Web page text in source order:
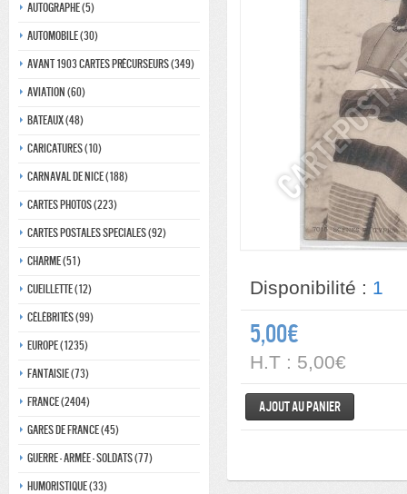
Autographe (5)
Automobile (30)
Avant 1903 Cartes précurseurs (349)
Aviation (60)
Bateaux (48)
Caricatures (10)
Carnaval de nice (188)
Cartes photos (223)
Cartes postales speciales (92)
Charme (51)
Cueillette (12)
Célébrités (99)
Europe (1235)
Fantaisie (73)
France (2404)
Gares de france (45)
Guerre - Armée - Soldats (77)
Humoristique (33)
Disponibilité : 1
5,00€
H.T : 5,00€
Ajout au panier